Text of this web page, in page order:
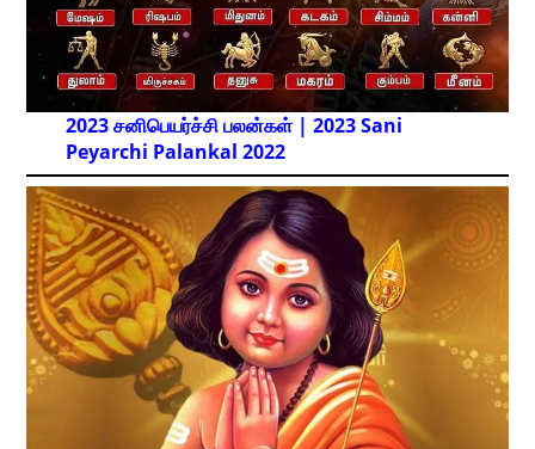
2023 சனிபெயர்ச்சி பலன்கள் | 2023 Sani
Peyarchi Palankal 2022